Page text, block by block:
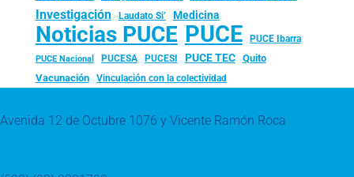
Investigación Laudato Si’ Medicina
Noticias PUCE PUCE PUCE Ibarra
PUCE Nacional PUCESA PUCESI PUCE TEC
Quito
Vacunación
Vinculación con la colectividad
Avenida 12 de Octubre 1076 y Vicente Ramón Roca